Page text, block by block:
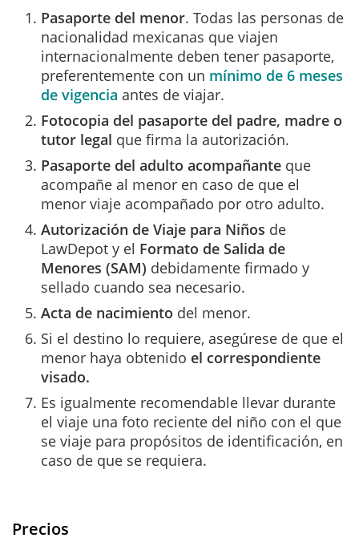
Pasaporte del menor. Todas las personas de
nacionalidad mexicanas que viajen
internacionalmente deben tener pasaporte,
preferentemente con un mínimo de 6 meses
de vigencia antes de viajar.
Fotocopia del pasaporte del padre, madre o
tutor legal que firma la autorización.
Pasaporte del adulto acompañante que
acompañe al menor en caso de que el
menor viaje acompañado por otro adulto.
Autorización de Viaje para Niños de
LawDepot y el Formato de Salida de
Menores (SAM) debidamente firmado y
sellado cuando sea necesario.
Acta de nacimiento del menor.
Si el destino lo requiere, asegúrese de que el
menor haya obtenido el correspondiente
visado.
Es igualmente recomendable llevar durante
el viaje una foto reciente del niño con el que
se viaje para propósitos de identificación, en
caso de que se requiera.
Precios